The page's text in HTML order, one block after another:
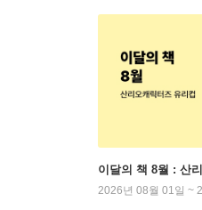
이달의 책 8월 : 산
2026년 08월 01일 ~